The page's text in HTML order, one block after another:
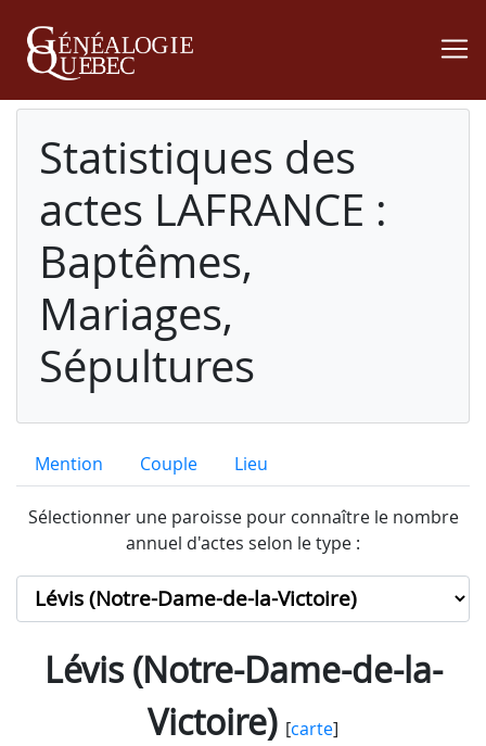
Statistiques des
actes LAFRANCE :
Baptêmes,
Mariages,
Sépultures
Mention Couple Lieu
Sélectionner une paroisse pour connaître le nombre
annuel d'actes selon le type :
Lévis (Notre-Dame-de-la-
Victoire)[carte]